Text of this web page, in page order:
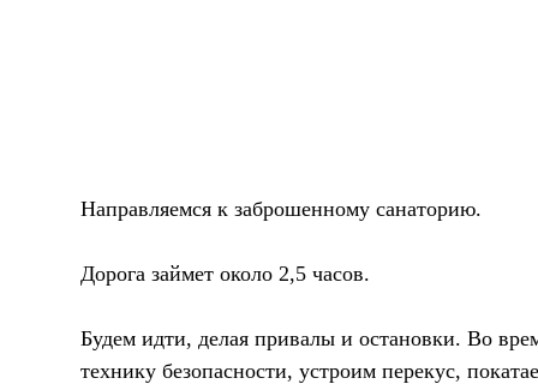
Направляемся к заброшенному санаторию.
Дорога займет около 2,5 часов.
Будем идти, делая привалы и остановки. Во
технику безопасности, устроим перекус,